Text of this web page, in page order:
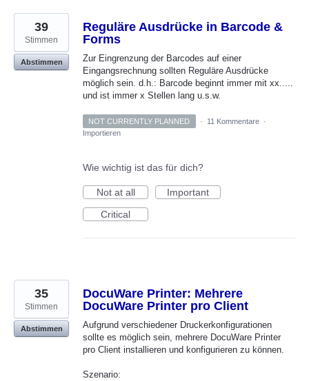
Reguläre Ausdrücke in Barcode &
Forms
Zur Eingrenzung der Barcodes auf einer
Eingangsrechnung sollten Reguläre Ausdrücke
möglich sein. d.h.: Barcode beginnt immer mit xx.....
und ist immer x Stellen lang u.s.w.
39
Stimmen
Abstimmen
NOT CURRENTLY PLANNED · 11 Kommentare
·
Importieren
Wie wichtig ist das für dich?
Not at all
Important
Critical
DocuWare Printer: Mehrere
DocuWare Printer pro Client
Aufgrund verschiedener Druckerkonfigurationen
sollte es möglich sein, mehrere DocuWare Printer
pro Client installieren und konfigurieren zu können.
Szenario:
35
Stimmen
Abstimmen